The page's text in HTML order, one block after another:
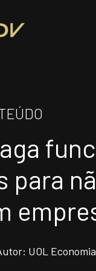
para
UOL Economia